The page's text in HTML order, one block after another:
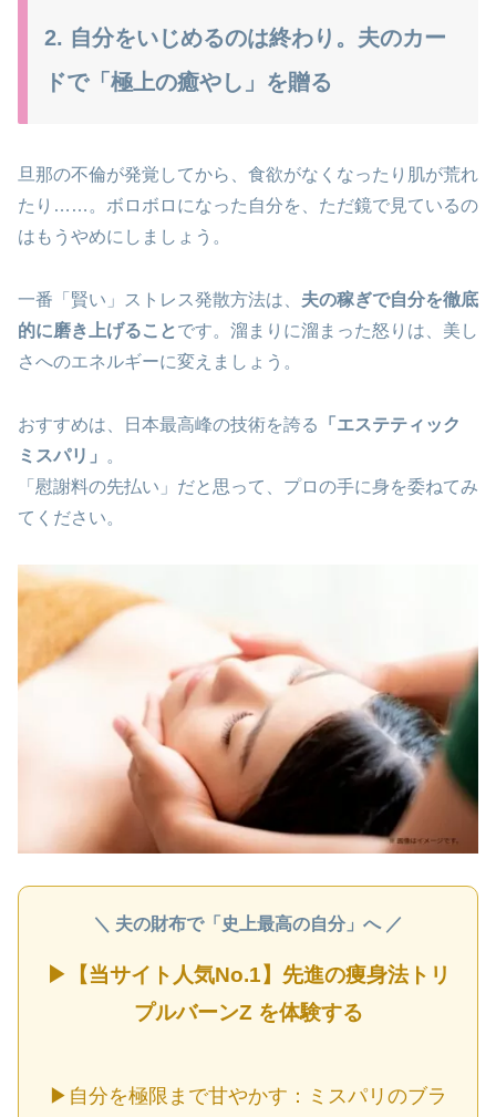
2. 自分をいじめるのは終わり。夫のカー
ドで「極上の癒やし」を贈る
旦那の不倫が発覚してから、食欲がなくなったり肌が荒れ
たり……。ボロボロになった自分を、ただ鏡で見ているの
はもうやめにしましょう。
一番「賢い」ストレス発散方法は、 夫の稼ぎで自分を徹底
的に磨き上げることです。溜まりに溜まった怒りは、美し
さへのエネルギーに変えましょう。
おすすめは、日本最高峰の技術を誇る
「エステティック
ミスパリ」
。
「慰謝料の先払い」だと思って、プロの手に身を委ねてみ
てください。
＼ 夫の財布で「史上最高の自分」へ ／
▶︎【当サイト人気No.1】先進の痩身法トリ
プルバーンZ を体験する
▶︎自分を極限まで甘やかす：ミスパリのブラ